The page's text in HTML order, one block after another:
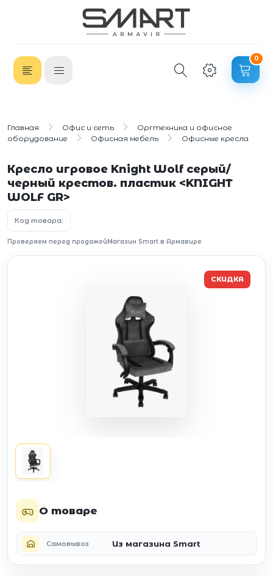
0
Главная Офис и сеть
Оргтехника и офисное
оборудование
Офисная мебель Офисные кресла
Кресло игровое Knight Wolf серый/
черный крестов. пластик <KNIGHT
WOLF GR>
Код товара:
Проверяем перед продажейМагазин Smart в Армавире
СКИДКА
О товаре
Самовывоз Из магазина Smart